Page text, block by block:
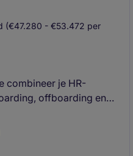
(€47.280 - €53.472 per
combineer je HR-
offboarding en
echte regelaar die
én processen